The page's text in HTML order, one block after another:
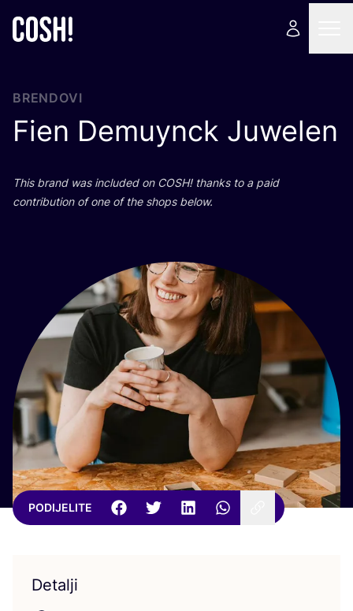
BRENDOVI
Fien Demuynck Juwelen
This brand was inclu­ded on COSH! than­ks to a paid
con­tri­bu­ti­on of one of the shops below.
PODIJELITE
Detalji